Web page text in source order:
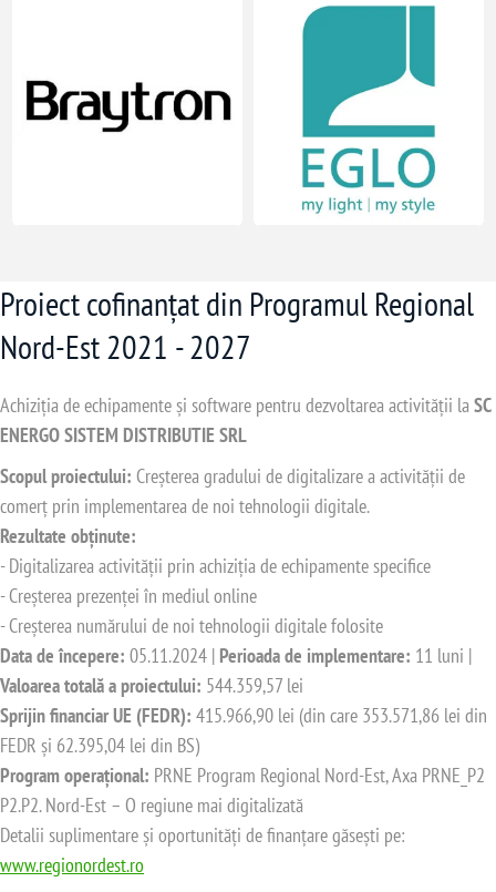
Proiect cofinanțat din Programul Regional
Nord-Est 2021 - 2027
Achiziția de echipamente și software pentru dezvoltarea activității laSC
ENERGO SISTEM DISTRIBUTIE SRL
Scopul proiectului: Creșterea gradului de digitalizare a activității de
comerț prin implementarea de noi tehnologii digitale.
Rezultate obținute:
- Digitalizarea activității prin achiziția de echipamente specifice
- Creșterea prezenței în mediul online
- Creșterea numărului de noi tehnologii digitale folosite
Data de începere: 05.11.2024 | Perioada de implementare: 11 luni |
Valoarea totală a proiectului: 544.359,57 lei
Sprijin financiar UE (FEDR): 415.966,90 lei (din care 353.571,86 lei din
FEDR și 62.395,04 lei din BS)
Program operațional: PRNE Program Regional Nord-Est, Axa PRNE_P2
P2.P2. Nord-Est – O regiune mai digitalizată
Detalii suplimentare și oportunități de finanțare găsești pe:
www.regionordest.ro